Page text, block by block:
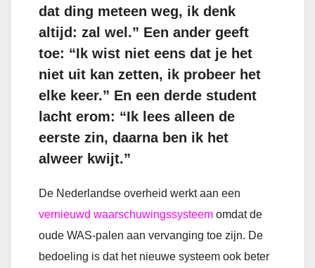
dat ding meteen weg, ik denk
altijd: zal wel.” Een ander geeft
toe: “Ik wist niet eens dat je het
niet uit kan zetten, ik probeer het
elke keer.” En een derde student
lacht erom: “Ik lees alleen de
eerste zin, daarna ben ik het
alweer kwijt.”
De Nederlandse overheid werkt aan een
vernieuwd waarschuwingssysteem omdat de
oude WAS-palen aan vervanging toe zijn. De
bedoeling is dat het nieuwe systeem ook beter